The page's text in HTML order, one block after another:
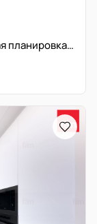
Полностью меблирована | Просторная планировка | Премиальная локация